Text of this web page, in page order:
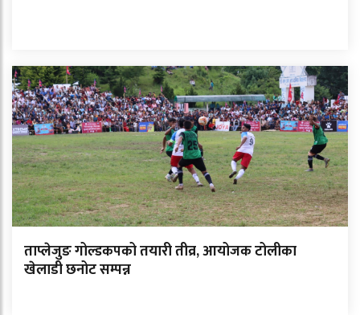
ताप्लेजुङ गोल्डकपको तयारी तीव्र, आयोजक टोलीका
खेलाडी छनोट सम्पन्न